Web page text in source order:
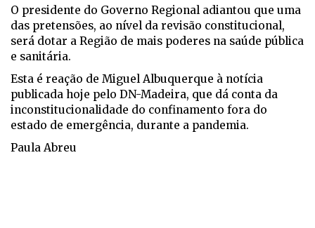
O presidente do Governo Regional adiantou que uma
das pretensões, ao nível da revisão constitucional,
será dotar a Região de mais poderes na saúde pública
e sanitária.
Esta é reação de Miguel Albuquerque à notícia
publicada hoje pelo DN-Madeira, que dá conta da
inconstitucionalidade do confinamento fora do
estado de emergência, durante a pandemia.
Paula Abreu